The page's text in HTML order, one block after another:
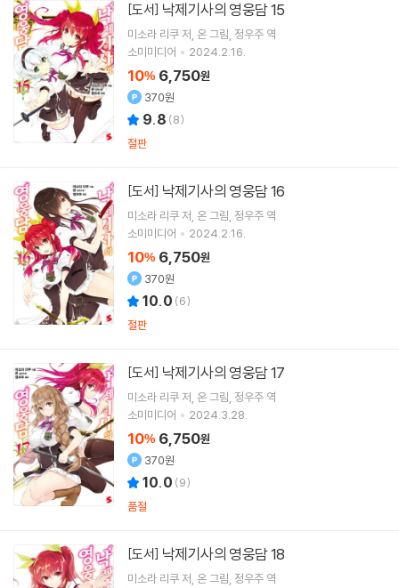
[도서] 낙제기사의 영웅담 15
미소라 리쿠저 온그림 정우주 역
소미미디어
2024.2.16.
10% 6,750원
370원
9.8 (8)
절판
[도서] 낙제기사의 영웅담 16
미소라 리쿠저 온그림 정우주 역
소미미디어
2024.2.16.
10% 6,750원
370원
10.0 (6)
절판
[도서] 낙제기사의 영웅담 17
미소라 리쿠저 온그림 정우주 역
소미미디어
2024.3.28.
10% 6,750원
370원
10.0 (9)
품절
[도서] 낙제기사의 영웅담 18
미소라 리쿠저 온그림 정우주 역